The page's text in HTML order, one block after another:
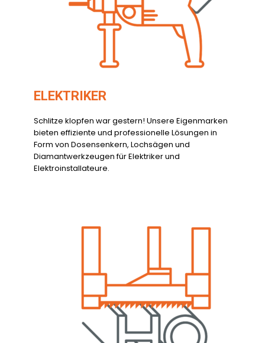
ELEKTRIKER
Schlitze klopfen war gestern! Unsere Eigenmarken
bieten effiziente und professionelle Lösungen in
Form von Dosensenkern, Lochsägen und
Diamantwerkzeugen für Elektriker und
Elektroinstallateure.